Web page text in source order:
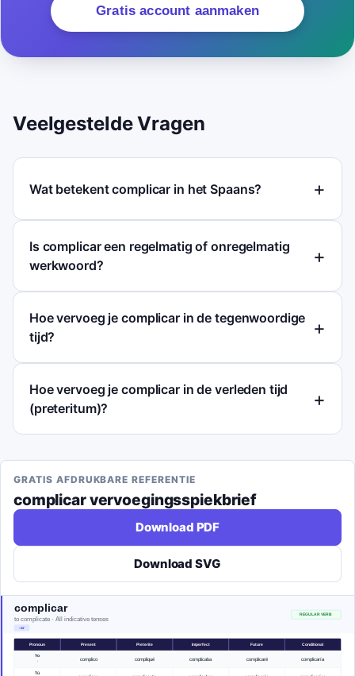
Gratis account aanmaken
Veelgestelde Vragen
Wat betekent complicar in het Spaans?
Is complicar een regelmatig of onregelmatig
werkwoord?
Hoe vervoeg je complicar in de tegenwoordige
tijd?
Hoe vervoeg je complicar in de verleden tijd
(preteritum)?
GRATIS AFDRUKBARE REFERENTIE
complicarvervoegingsspiekbrief
Download PDF
Download SVG